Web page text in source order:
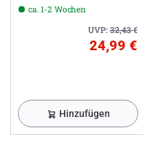
ca. 1-2 Wochen
UVP:32,43€
24,99 €
Hinzufügen